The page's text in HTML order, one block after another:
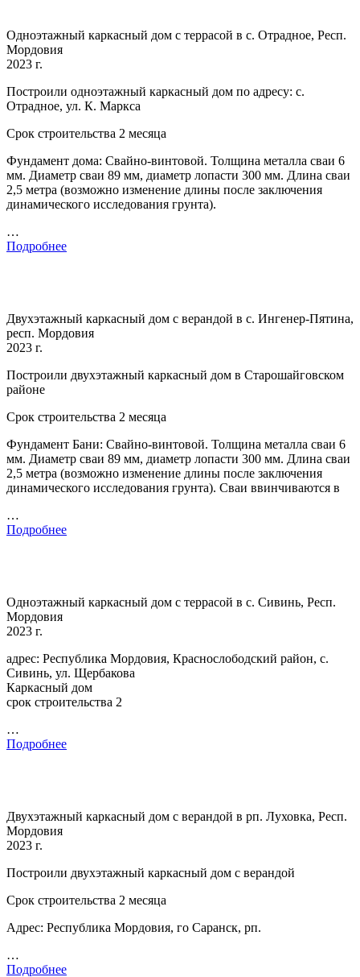
Одноэтажный каркасный дом с террасой в с. Отрадное, Респ.
Мордовия
2023 г.
Построили одноэтажный каркасный дом по адресу: с.
Отрадное, ул. К. Маркса
Срок строительства 2 месяца
Фундамент дома: Свайно-винтовой. Толщина металла сваи 6
мм. Диаметр сваи 89 мм, диаметр лопасти 300 мм. Длина сваи
2,5 метра (возможно изменение длины после заключения
динамического исследования грунта).
…
Подробнее
Двухэтажный каркасный дом с верандой в с. Ингенер-Пятина,
респ. Мордовия
2023 г.
Построили двухэтажный каркасный дом в Старошайговском
районе
Срок строительства 2 месяца
Фундамент Бани: Свайно-винтовой. Толщина металла сваи 6
мм. Диаметр сваи 89 мм, диаметр лопасти 300 мм. Длина сваи
2,5 метра (возможно изменение длины после заключения
динамического исследования грунта). Сваи ввинчиваются в
…
Подробнее
Одноэтажный каркасный дом с террасой в с. Сивинь, Респ.
Мордовия
2023 г.
адрес: Республика Мордовия, Краснослободский район, с.
Сивинь, ул. Щербакова
Каркасный дом
срок строительства 2
…
Подробнее
Двухэтажный каркасный дом с верандой в рп. Луховка, Респ.
Мордовия
2023 г.
Построили двухэтажный каркасный дом с верандой
Срок строительства 2 месяца
Адрес: Республика Мордовия, го Саранск, рп.
…
Подробнее